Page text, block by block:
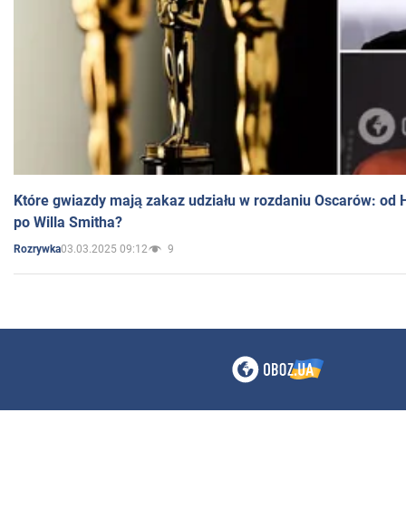
Które gwiazdy mają zakaz udziału w rozdaniu Oscarów: od
po Willa Smitha?
Rozrywka03.03.2025 09:12 9